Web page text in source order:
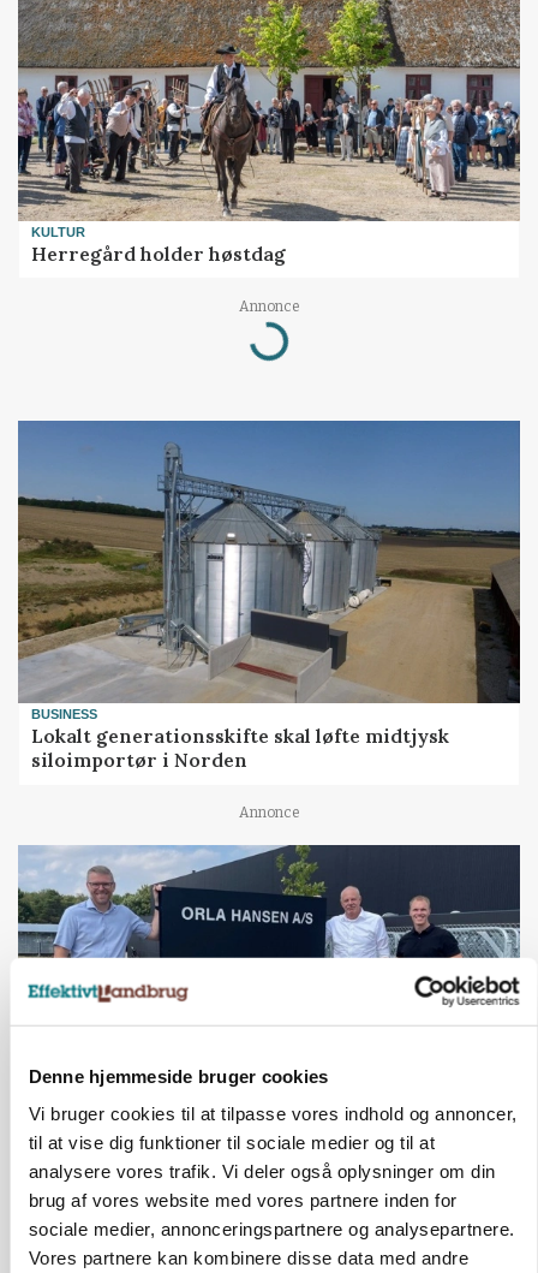
Denne hjemmeside bruger cookies
Vi bruger cookies til at tilpasse vores indhold og annoncer,
til at vise dig funktioner til sociale medier og til at
analysere vores trafik. Vi deler også oplysninger om din
brug af vores website med vores partnere inden for
sociale medier, annonceringspartnere og analysepartnere.
Vores partnere kan kombinere disse data med andre
KULTUR
Herregård holder høstdag
Annonce
Loading...
BUSINESS
Lokalt generationsskifte skal løfte midtjysk
siloimportør i Norden
Annonce
BUSINESS
Efter fire årtier: Familieejet vestjysk producent
af staldinventar får ny medejer
Annonce